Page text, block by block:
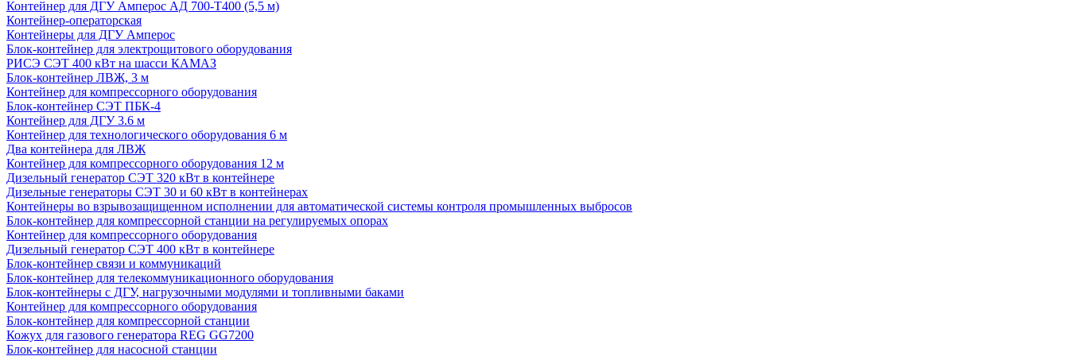
Контейнер для ДГУ Амперос АД 700-Т400 (5,5 м)
Контейнер-операторская
Контейнеры для ДГУ Амперос
Блок-контейнер для электрощитового оборудования
РИСЭ СЭТ 400 кВт на шасси КАМАЗ
Блок-контейнер ЛВЖ, 3 м
Контейнер для компрессорного оборудования
Блок-контейнер СЭТ ПБК-4
Контейнер для ДГУ 3.6 м
Контейнер для технологического оборудования 6 м
Два контейнера для ЛВЖ
Контейнер для компрессорного оборудования 12 м
Дизельный генератор СЭТ 320 кВт в контейнере
Дизельные генераторы СЭТ 30 и 60 кВт в контейнерах
Контейнеры во взрывозащищенном исполнении для автоматической системы контроля промышленных выбросов
Блок-контейнер для компрессорной станции на регулируемых опорах
Контейнер для компрессорного оборудования
Дизельный генератор СЭТ 400 кВт в контейнере
Блок-контейнер связи и коммуникаций
Блок-контейнер для телекоммуникационного оборудования
Блок-контейнеры с ДГУ, нагрузочными модулями и топливными баками
Контейнер для компрессорного оборудования
Блок-контейнер для компрессорной станции
Кожух для газового генератора REG GG7200
Блок-контейнер для насосной станции